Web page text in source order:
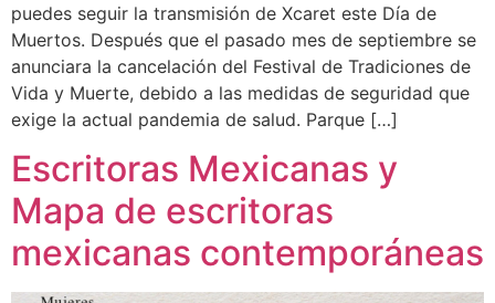
puedes seguir la transmisión de Xcaret este Día de
Muertos. Después que el pasado mes de septiembre se
anunciara la cancelación del Festival de Tradiciones de
Vida y Muerte, debido a las medidas de seguridad que
exige la actual pandemia de salud. Parque […]
Escritoras Mexicanas y
Mapa de escritoras
mexicanas contemporáneas